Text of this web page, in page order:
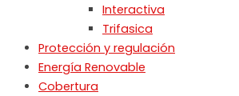
Interactiva
Trifasica
Protección y regulación
Energía Renovable
Cobertura